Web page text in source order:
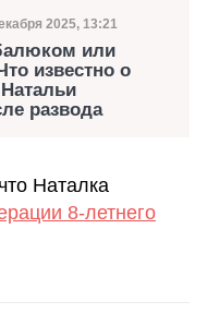
публикации
2025, 13:21
или
известно о
развода
Наталка
8-летнего